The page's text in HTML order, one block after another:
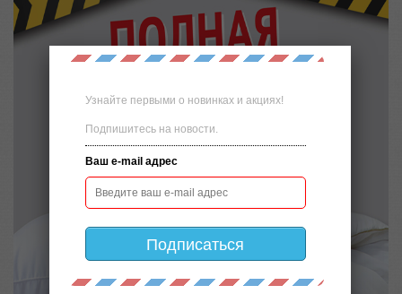
Узнайте первыми о новинках и акциях!
Подпишитесь на новости.
Ваш e-mail адрес
Подписаться